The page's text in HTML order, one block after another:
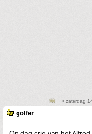
• zaterdag
golfer